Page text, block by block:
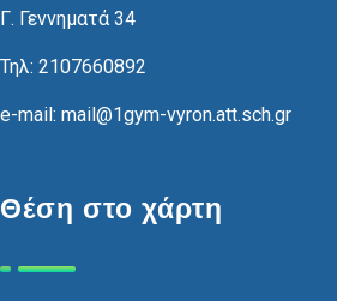
Γ. Γεννηματά 34
Τηλ: 2107660892
e-mail: mail@1gym-vyron.att.sch.gr
Θέση στο χάρτη